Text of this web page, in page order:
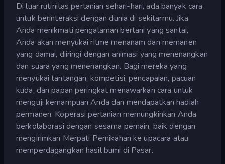
Di luar rutinitas pertanian sehari-hari, ada banyak cara
untuk berinteraksi dengan dunia di sekitarmu. Jika
Anda menikmati pengalaman bertani yang santai,
Anda akan menyukai ritme menanam dan memanen
yang damai, diiringi dengan animasi yang menenangkan
dan suara yang menenangkan. Bagi mereka yang
menyukai tantangan, kompetisi, pencapaian, pacuan
kuda, dan papan peringkat menawarkan cara untuk
menguji kemampuan Anda dan mendapatkan hadiah
permanen. Koperasi pertanian memungkinkan Anda
berkolaborasi dengan sesama pemain, baik dengan
mengirimkan Merpati Pernikahan ke upacara atau
memperdagangkan hasil bumi di Pasar.